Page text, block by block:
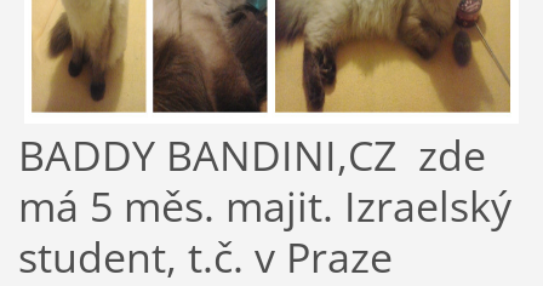
BADDY BANDINI,CZ zde
má 5 měs. majit. Izraelský
student, t.č. v Praze